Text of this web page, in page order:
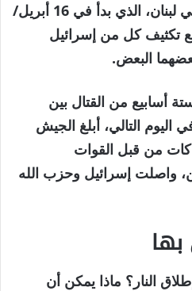
يتعرض وقف إطلاق النار في لبنان، الذي بدأ في 16 أبريل/
تكثيف كل من إسرائيل
البعض.
أسابيع من القتال بين
التالي، أبلغ الجيش
من قبل القوات
واصلت إسرائيل وحزب الله
النار؟ ماذا يمكن أن